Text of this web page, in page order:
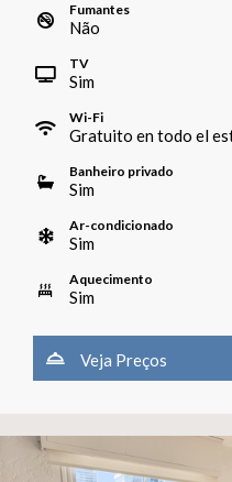
Fumantes
Não
TV
Sim
Wi-Fi
Gratuito en todo el
Banheiro privado
Sim
Ar-condicionado
Sim
Aquecimento
Sim
Veja Preços